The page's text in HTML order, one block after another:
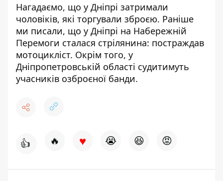
Нагадаємо, що у Дніпрі затримали
чоловіків, які торгували зброєю. Раніше
ми писали, що у Дніпрі на Набережній
Перемоги сталася стрілянина: постраждав
мотоцикліст. Окрім того, у
Дніпропетровській області судитимуть
учасників озброєної банди.
👍 🔥 ♥ 😭 😆 😡